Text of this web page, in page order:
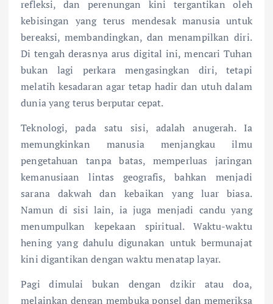
refleksi, dan perenungan kini tergantikan oleh
kebisingan yang terus mendesak manusia untuk
bereaksi, membandingkan, dan menampilkan diri.
Di tengah derasnya arus digital ini, mencari Tuhan
bukan lagi perkara mengasingkan diri, tetapi
melatih kesadaran agar tetap hadir dan utuh dalam
dunia yang terus berputar cepat.
Teknologi, pada satu sisi, adalah anugerah. Ia
memungkinkan manusia menjangkau ilmu
pengetahuan tanpa batas, memperluas jaringan
kemanusiaan lintas geografis, bahkan menjadi
sarana dakwah dan kebaikan yang luar biasa.
Namun di sisi lain, ia juga menjadi candu yang
menumpulkan kepekaan spiritual. Waktu-waktu
hening yang dahulu digunakan untuk bermunajat
kini digantikan dengan waktu menatap layar.
Pagi dimulai bukan dengan dzikir atau doa,
melainkan dengan membuka ponsel dan memeriksa